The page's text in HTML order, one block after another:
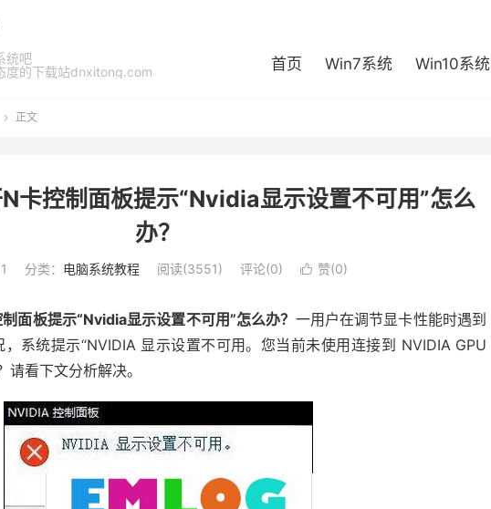
统吧
度的下载站dnxitong.com
首页 Win7系统 Win10系统
 正文
卡控制面板提示“Nvidia显示设置不可用”怎么
办？
分类： 电脑系统教程 阅读(3551) 评论(0)  赞(0)
面板提示“Nvidia显示设置不可用”怎么办？ 一用户在调节显卡性能时遇到
系统提示“NVIDIA 显示设置不可用。您当前未使用连接到 NVIDIA GPU
请看下文分析解决。